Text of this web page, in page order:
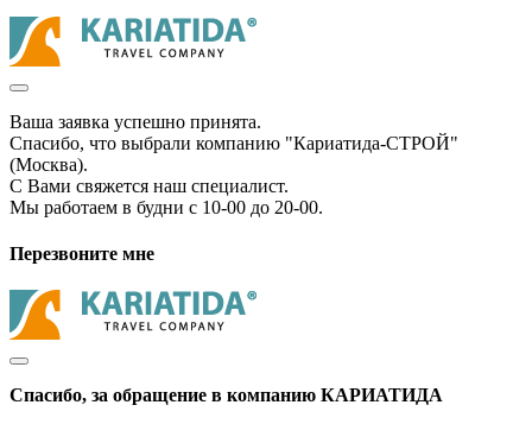
Ваша заявка успешно принята.
Спасибо, что выбрали компанию "Кариатида-СТРОЙ"
(Москва).
С Вами свяжется наш специалист.
Мы работаем в будни с 10-00 до 20-00.
Перезвоните мне
Спасибо, за обращение в компанию КАРИАТИДА